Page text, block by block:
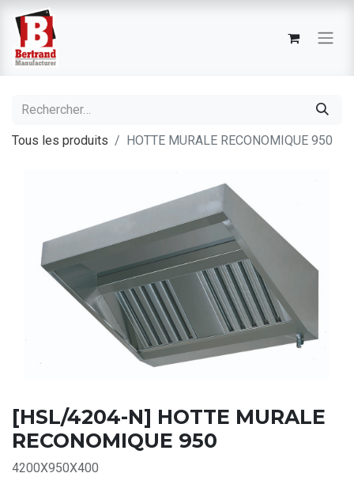
Tous les produits HOTTE MURALE RECONOMIQUE 950
[HSL/4204-N] HOTTE MURALE
RECONOMIQUE 950
4200X950X400